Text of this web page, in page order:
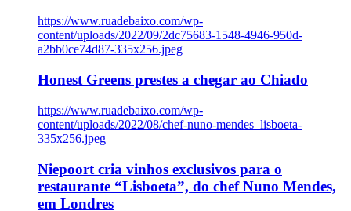
https://www.ruadebaixo.com/wp-
content/uploads/2022/09/2dc75683-1548-4946-950d-
a2bb0ce74d87-335x256.jpeg
Honest Greens prestes a chegar ao Chiado
https://www.ruadebaixo.com/wp-
content/uploads/2022/08/chef-nuno-mendes_lisboeta-
335x256.jpeg
Niepoort cria vinhos exclusivos para o
restaurante “Lisboeta”, do chef Nuno Mendes,
em Londres